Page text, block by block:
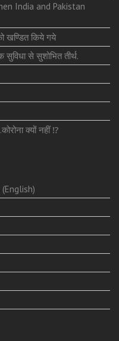
India and Pakistan
खण्डित किये गये
से सुशोभित तीर्थ.
क्यों नहीं ⁉️